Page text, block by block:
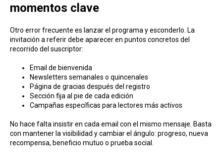
momentos clave
Otro error frecuente es lanzar el programa y esconderlo. La
invitación a referir debe aparecer en puntos concretos del
recorrido del suscriptor:
Email de bienvenida
Newsletters semanales o quincenales
Página de gracias después del registro
Sección fija al pie de cada edición
Campañas específicas para lectores más activos
No hace falta insistir en cada email con el mismo mensaje. Basta
con mantener la visibilidad y cambiar el ángulo: progreso, nueva
recompensa, beneficio mutuo o prueba social.